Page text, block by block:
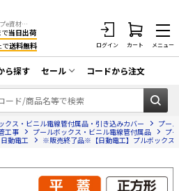
工事資材のプロショップe資材 CATV・アンテナ・防犯・光・LAN・電気・空調工事など
当日出荷
で送料無料 ログイン カート メニュー
／関連工具
ター／CATV
テナ工事
工事
ら探す セール
在庫一掃セール
コードから注文
クス・ビニル電線管付属品・引き込みカバー
プー
工事 プールボックス・ビニル電線管付属品
プ
日動電工 ※販売終了品※【日動電工】プルボック